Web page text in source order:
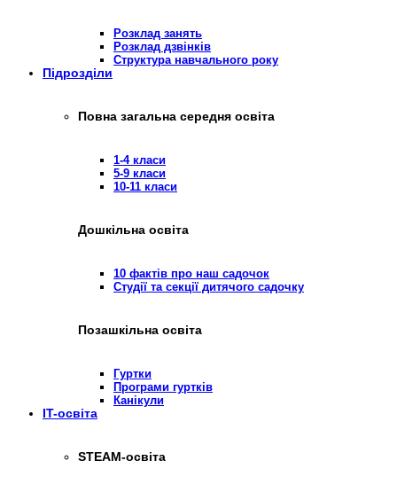
Розклад занять
Розклад дзвінків
Структура навчального року
Підрозділи
Повна загальна середня освіта
1-4 класи
5-9 класи
10-11 класи
Дошкільна освіта
10 фактів про наш садочок
Студії та секції дитячого садочку
Позашкільна освіта
Гуртки
Програми гуртків
Канікули
IT-освіта
STEAM-освіта